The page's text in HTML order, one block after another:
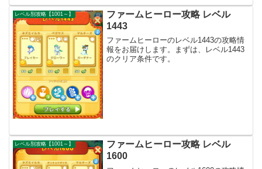
レベル別攻略【1001～】
ファームヒーロー攻略 レベル
1443
ファームヒーローのレベル1443の攻略情
報をお届けします。まずは、レベル1443
のクリア条件です。
レベル別攻略【1001～】
ファームヒーロー攻略 レベル
1600